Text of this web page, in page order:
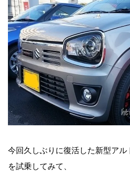
今回久しぶりに復活した新型ア
を試乗してみて、